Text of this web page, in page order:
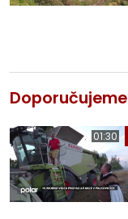
Doporučujeme
01:30